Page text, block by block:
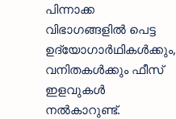
പിന്നാക്ക
വിഭാഗങ്ങളില്‍ പെട്ട
ഉദ്യോഗാര്‍ഥികള്‍ക്കും,
വനിതകള്‍ക്കും ഫീസ്‌
ഇളവുകള്‍
നല്‍കാറുണ്ട്.